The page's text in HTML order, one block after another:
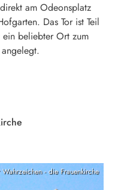
am Odeonsplatz
Das Tor ist Teil
beliebter Ort zum
- die Frauenkirche